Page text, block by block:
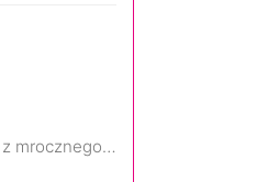
Naznaczony: Wyjście z mrocznego wymiaru